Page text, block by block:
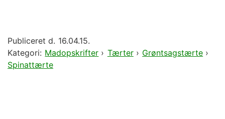
Publiceret d. 16.04.15.
Kategori: Madopskrifter › Tærter› Grøntsagstærte ›
Spinattærte